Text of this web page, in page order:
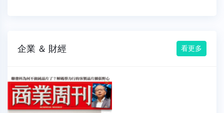
企業 ＆ 財經 看更多